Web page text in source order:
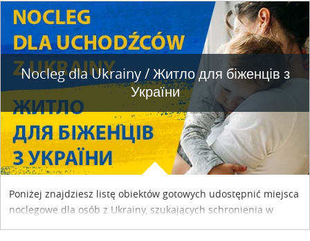
Nocleg dla Ukrainy / Житло для бiженцiв з
України
Poniżej znajdziesz listę obiektów gotowych udostępnić miejsca
noclegowe dla osób z Ukrainy, szukających schronienia w